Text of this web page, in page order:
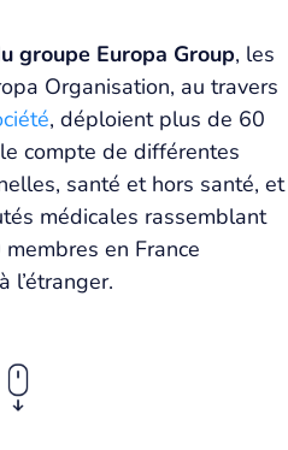
groupe Europa Group, les
Organisation, au travers
, déploient plus de 60
compte de différentes
santé et hors santé, et
médicales rassemblant
en France
l’étranger.